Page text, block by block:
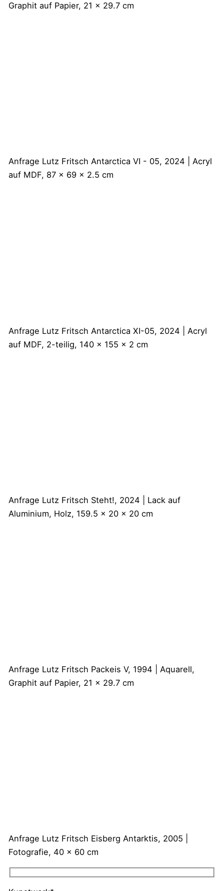
Graphit auf Papier, 21 x 29.7 cm
Anfrage Lutz Fritsch Antarctica VI - 05, 2024 | Acryl
auf MDF, 87 x 69 x 2.5 cm
Anfrage Lutz Fritsch Antarctica XI-05, 2024 | Acryl
auf MDF, 2-teilig, 140 x 155 x 2 cm
Anfrage Lutz Fritsch Steht!, 2024 | Lack auf
Aluminium, Holz, 159.5 x 20 x 20 cm
Anfrage Lutz Fritsch Packeis V, 1994 | Aquarell,
Graphit auf Papier, 21 x 29.7 cm
Anfrage Lutz Fritsch Eisberg Antarktis, 2005 |
Fotografie, 40 x 60 cm